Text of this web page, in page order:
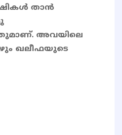
താൻ
അവയിലെ
ഖലീഫയുടെ